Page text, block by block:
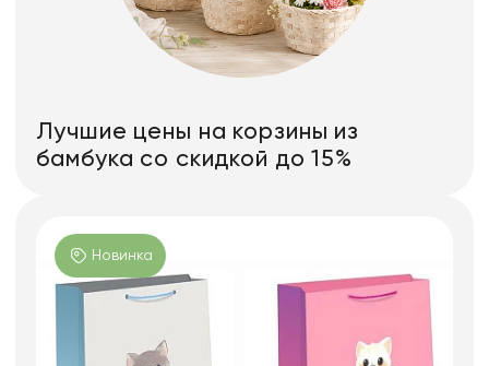
Лучшие цены на корзины из
бамбука со скидкой до 15%
Новинка